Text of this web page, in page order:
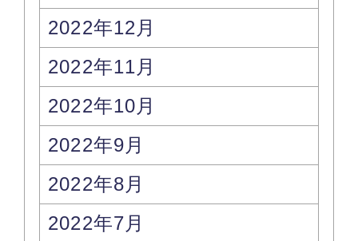
2022年12月
2022年11月
2022年10月
2022年9月
2022年8月
2022年7月